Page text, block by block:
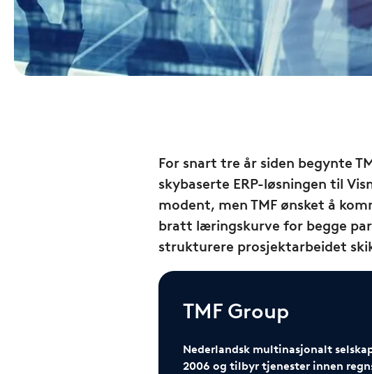
For snart tre år siden begynte
skybaserte ERP-løsningen til
modent, men TMF ønsket å
bratt læringskurve for begge
strukturere prosjektarbeidet
TMF Group
Nederlandsk multinasjonalt
2006 og tilbyr tjenester innen